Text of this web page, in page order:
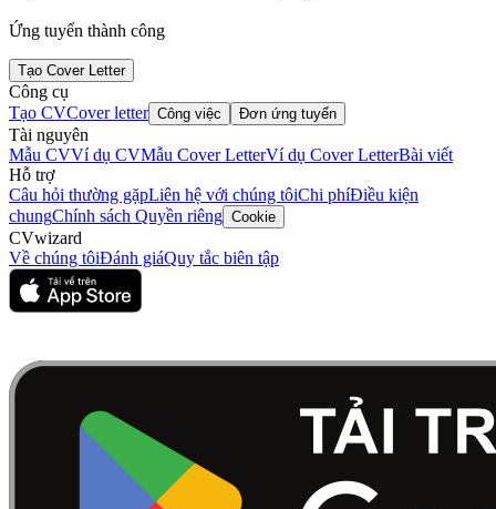
Ứng tuyển thành công
Tạo Cover Letter
Công cụ
Tạo CVCover letter Công việc Đơn ứng tuyển
Tài nguyên
Mẫu CVVí dụ CVMẫu Cover LetterVí dụ Cover LetterBài viết
Hỗ trợ
Câu hỏi thường gặpLiên hệ với chúng tôiChi phíĐiều kiện
chungChính sách Quyền riêng Cookie
CVwizard
Về chúng tôiĐánh giáQuy tắc biên tập